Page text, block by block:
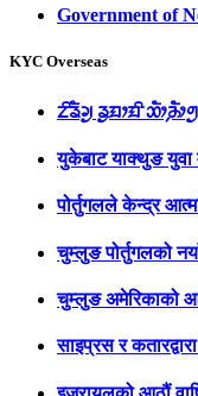
Government of
KYC Overseas
ᤁᤡᤕᤠᤆᤢ ᤕᤢᤀᤣᤀᤡ
युकेबाट याक्थुङ युवा
पोर्तुगलले केन्द्र
चुम्लुङ पोर्तुगलको
चुम्लुङ अमेरिकाको
साइप्रस र